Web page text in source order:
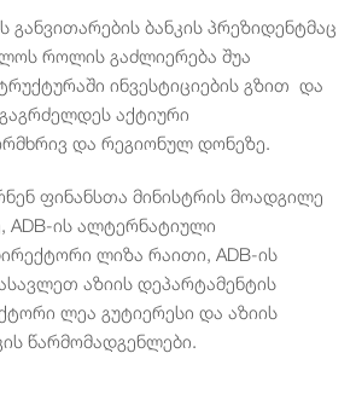
განვითარების ბანკის პრეზიდენტმაც
როლის გაძლიერება შუა
ინვესტიციების გზით და
აქტიური
და რეგიონულ დონეზე.
ფინანსთა მინისტრის მოადგილე
ADB-ის ალტერნატიული
ლიზა რაითი, ADB-ის
აზიის დეპარტამენტის
ლეა გუტიერესი და აზიის
წარმომადგენლები.